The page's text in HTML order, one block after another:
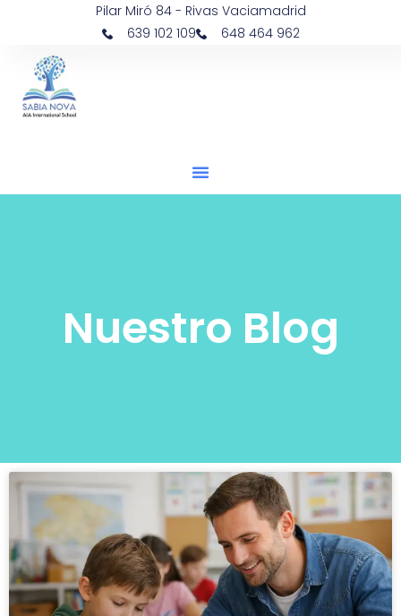
Pilar Miró 84 - Rivas Vaciamadrid
639 102 109
648 464 962
Nuestro Blog